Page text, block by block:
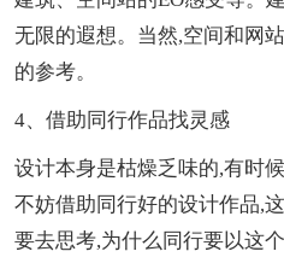
无限的遐想。当然,空间和网
的参考。
4、借助同行作品找灵感
设计本身是枯燥乏味的,有时
不妨借助同行好的设计作品,
要去思考,为什么同行要以这